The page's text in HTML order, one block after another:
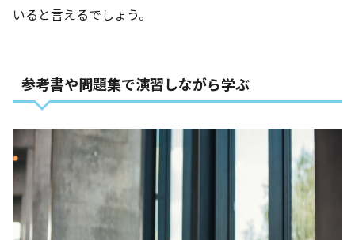
いると言えるでしょう。
参考書や問題集で演習しながら学ぶ